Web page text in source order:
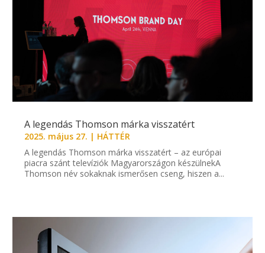
A legendás Thomson márka visszatért
2025. május 27. | HÁTTÉR
A legendás Thomson márka visszatért – az európai
piacra szánt televíziók Magyarországon készülnekA
Thomson név sokaknak ismerősen cseng, hiszen a...